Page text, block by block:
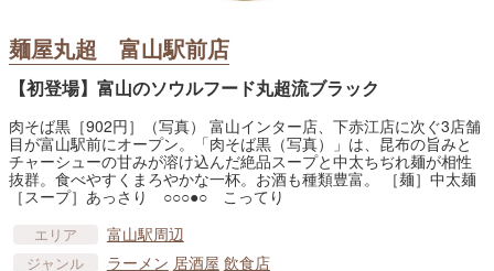
麺屋丸超 富山駅前店
【初登場】富山のソウルフード丸超流ブラック
肉そば黒［902円］（写真） 富山インター店、下赤江店に次ぐ3店舗
目が富山駅前にオープン。「肉そば黒（写真）」は、昆布の旨みと
チャーシューの甘みが溶け込んだ絶品スープと中太ちぢれ麺が相性
抜群。食べやすくまろやかな一杯。お酒も種類豊富。 ［麺］中太麺
［スープ］あっさり ○○○●○ こってり
エリア 富山駅周辺
ジャンル ラーメン 居酒屋 飲食店